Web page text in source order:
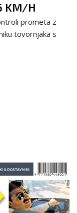
KM/H
prometa z
tovornjaka s